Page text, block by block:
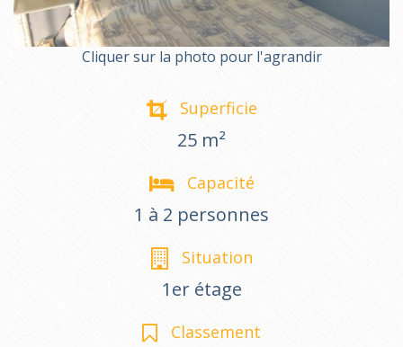
Cliquer sur la photo pour l'agrandir
Superficie
25 m²
Capacité
1 à 2 personnes
Situation
1er étage
Classement